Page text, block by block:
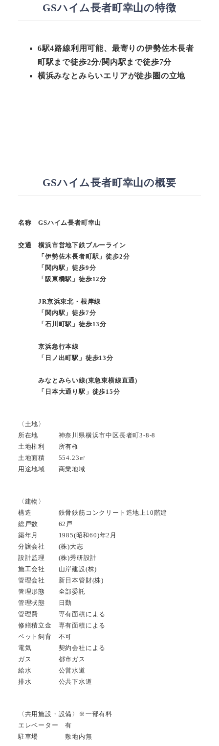
GSハイム長者町幸山の特徴
6駅4路線利用可能、最寄りの伊勢佐木長者
町駅まで徒歩2分/関内駅まで徒歩7分
横浜みなとみらいエリアが徒歩圏の立地
GSハイム長者町幸山の概要
名称 GSハイム長者町幸山
交通 横浜市営地下鉄ブルーライン
「伊勢佐木長者町駅」徒歩2分
「関内駅」徒歩9分
「阪東橋駅」徒歩12分
JR京浜東北・根岸線
「関内駅」徒歩7分
「石川町駅」徒歩13分
京浜急行本線
「日ノ出町駅」徒歩13分
みなとみらい線(東急東横線直通)
「日本大通り駅」徒歩15分
〈土地〉
所在地 神奈川県横浜市中区長者町3-8-8
土地権利 所有権
土地面積 554.23㎡
用途地域 商業地域
〈建物〉
構造 鉄骨鉄筋コンクリート造地上10階建
総戸数 62戸
築年月 1985(昭和60)年2月
分譲会社 (株)大志
設計監理 (株)秀研設計
施工会社 山岸建設(株)
管理会社 新日本管財(株)
管理形態 全部委託
管理状態 日勤
管理費 専有面積による
修繕積立金 専有面積による
ペット飼育 不可
電気 契約会社による
ガス 都市ガス
給水 公営水道
排水 公共下水道
〈共用施設・設備〉※一部有料
エレベーター 有
駐車場 敷地内無